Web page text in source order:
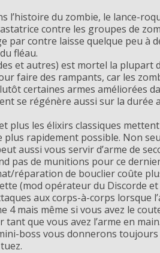
l’histoire du zombie, le lance-
contre les groupes de
par contre laisse quelque peu à
fléau.
et autres) est mortel la plupart
faire des rampants, car les
certaines armes améliorées
se régénère aussi sur la durée
plus les élixirs classiques
plus rapidement possible. Non
aussi vous servir d’arme de
pas de munitions pour ce
réparation de bouclier coûte
(mod opérateur du Discorde
aux corps-à-corps lorsque
4 mais même si vous avez le
que vous avez l’arme en
boss vous donnerons